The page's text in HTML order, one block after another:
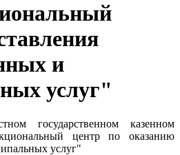
и
услуг"
государственном казенном
центр по оказанию
услуг"